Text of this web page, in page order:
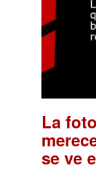
La
se ve